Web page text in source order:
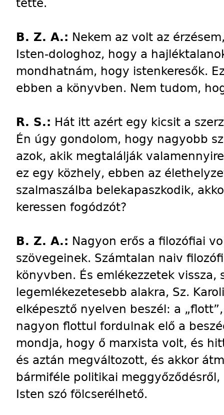
tette.
B. Z. A.: Nekem az volt az
Isten-dologhoz, hogy a
mondhatnám, hogy istenkeresők.
ebben a könyvben. Nem tudom,
R. S.: Hát itt azért egy kicsit a
Én úgy gondolom, hogy nagyobb
azok, akik megtalálják
ez egy közhely, ebben az
szalmaszálba belekapaszkodik,
keressen fogódzót?
B. Z. A.: Nagyon erős a filozófiai
szövegeinek. Számtalan naiv
könyvben. És emlékezzetek vissza,
legemlékezetesebb alakra, Sz.
elképesztő nyelven beszél: a
nagyon flottul fordulnak elő a
mondja, hogy ő marxista volt, és
és aztán megváltozott, és akkor
bármiféle politikai meggyőződésről,
Isten szó fölcserélhető.